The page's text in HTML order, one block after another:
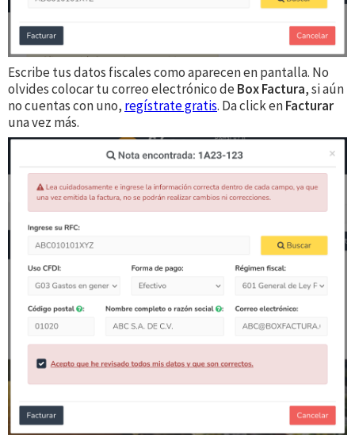
Escribe tus datos fiscales como aparecen en pantalla. No
olvides colocar tu correo electrónico deBox Factura, si aún
no cuentas con uno, regístrate gratis. Da click enFacturar
una vez más.